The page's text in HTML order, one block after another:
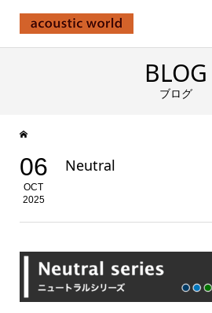
BLOG
ブログ
06
OCT
2025
Neutral